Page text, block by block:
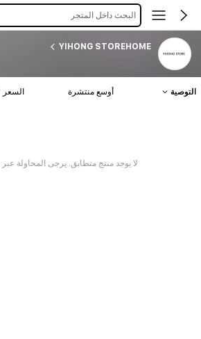
البحث داخل المتجر
YIHONG STOREHOME
التوصية أوسع منتشرة السعر
لا يوجد منتج متطابق. يرجى المحاولة